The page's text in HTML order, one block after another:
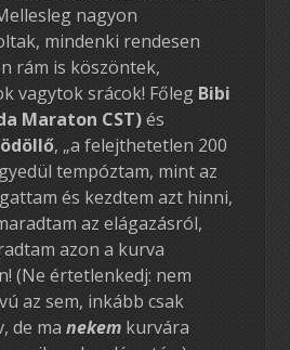
nagyon
mindenki rendesen
rám is köszöntek,
vagytok srácok! Főleg Bibi
Maraton CST)és
, „a felejthetetlen 200
tempóztam, mint az
és kezdtem azt hinni,
az elágazásról,
azon a kurva
(Ne értetlenkedj: nem
az sem, inkább csak
de ma nekemkurvára